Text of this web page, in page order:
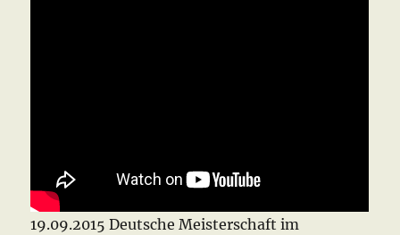
19.09.2015 Deutsche Meisterschaft im